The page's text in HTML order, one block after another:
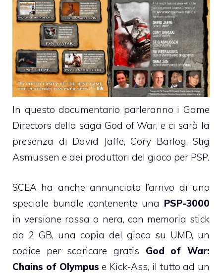
In questo documentario parleranno i Game
Directors della saga God of War, e ci sarà la
presenza di David Jaffe, Cory Barlog, Stig
Asmussen e dei produttori del gioco per PSP.
SCEA ha anche annunciato l’arrivo di uno
speciale bundle contenente una PSP-3000
in versione rossa o nera, con memoria stick
da 2 GB, una copia del gioco su UMD, un
codice per scaricare gratis God of War:
Chains of Olympus e Kick-Ass, il tutto ad un